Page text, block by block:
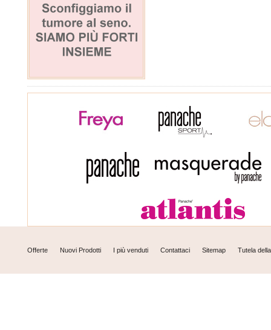
Offerte Nuovi Prodotti I più venduti Contattaci Sitemap Tutela